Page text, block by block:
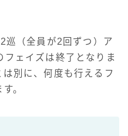
巡（全員が2回ずつ）ア
ェイズは終了となりま
別に、何度も行えるフ
。